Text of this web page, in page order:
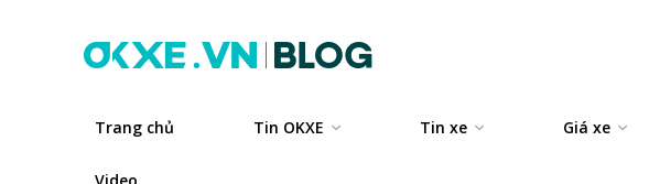
Trang chủ Tin OKXE Tin xe Giá xe